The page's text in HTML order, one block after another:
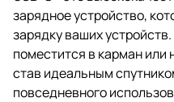
зарядное устройство,
зарядку ваших
поместится в карман или
став идеальным
повседневного